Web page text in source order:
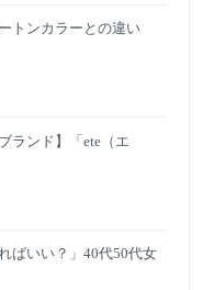
トンカラーとの違い
ランド】「ete（エ
ばいい？」40代50代女